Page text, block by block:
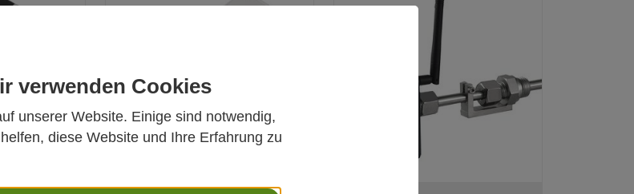
verwenden Cookies
unserer Website. Einige sind notwendig,
diese Website und Ihre Erfahrung zu